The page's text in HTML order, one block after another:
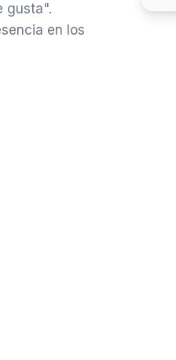
gusta".
en los